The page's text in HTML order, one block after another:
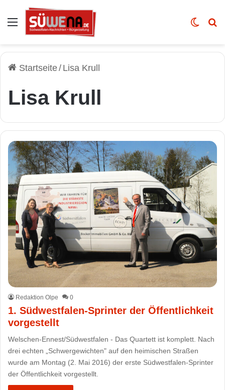
Auswahl Skin
Startseite/ Lisa Krull
Lisa Krull
Redaktion Olpe 0
1. Südwestfalen-Sprinter der Öffentlichkeit
vorgestellt
Welschen-Ennest/Südwestfalen - Das Quartett ist komplett. Nach
drei echten „Schwergewichten" auf den heimischen Straßen
wurde am Montag (2. Mai 2016) der erste Südwestfalen-Sprinter
der Öffentlichkeit vorgestellt.